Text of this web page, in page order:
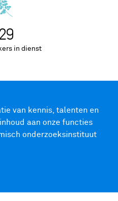
in dienst
van kennis, talenten en
aan onze functies
onderzoeksinstituut